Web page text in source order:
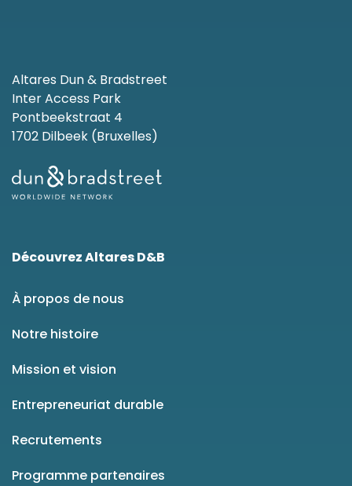
Altares Dun & Bradstreet
Inter Access Park
Pontbeekstraat 4
1702 Dilbeek (Bruxelles)
Découvrez Altares D&B
À propos de nous
Notre histoire
Mission et vision
Entrepreneuriat durable
Recrutements
Programme partenaires